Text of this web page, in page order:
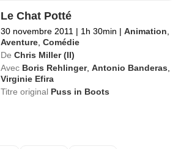
Le Chat Potté
30 novembre 2011 | 1h 30min | Animation
Aventure ,Comédie
De Chris Miller (II)
Avec Boris Rehlinger,Antonio Banderas
Virginie Efira
Titre original Puss in Boots